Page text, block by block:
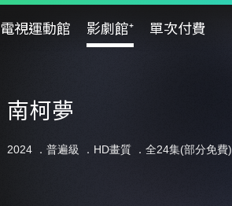
電視運動館 影劇館⁺ 單次付費
南柯夢
2024 ． 普遍級 ．HD畫質 ．全24集(部分免費)